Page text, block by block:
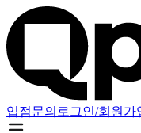
입점문의 로그인/회원가